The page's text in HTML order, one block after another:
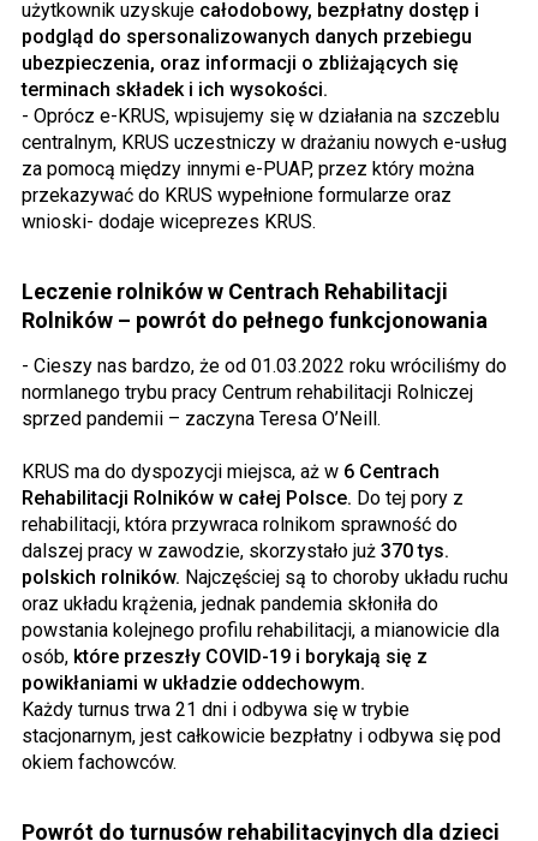
użytkownik uzyskuje całodobowy, bezpłatny dostęp i
podgląd do spersonalizowanych danych przebiegu
ubezpieczenia, oraz informacji o zbliżających się
terminach składek i ich wysokości.
- Oprócz e-KRUS, wpisujemy się w działania na szczeblu
centralnym, KRUS uczestniczy w drażaniu nowych e-usług
za pomocą między innymi e-PUAP, przez który można
przekazywać do KRUS wypełnione formularze oraz
wnioski- dodaje wiceprezes KRUS.
Leczenie rolników w Centrach Rehabilitacji
Rolników – powrót do pełnego funkcjonowania
- Cieszy nas bardzo, że od 01.03.2022 roku wróciliśmy do
normlanego trybu pracy Centrum rehabilitacji Rolniczej
sprzed pandemii – zaczyna Teresa O’Neill.
KRUS ma do dyspozycji miejsca, aż w 6 Centrach
Rehabilitacji Rolników w całej Polsce. Do tej pory z
rehabilitacji, która przywraca rolnikom sprawność do
dalszej pracy w zawodzie, skorzystało już 370 tys.
polskich rolników. Najczęściej są to choroby układu ruchu
oraz układu krążenia, jednak pandemia skłoniła do
powstania kolejnego profilu rehabilitacji, a mianowicie dla
osób, które przeszły COVID-19 i borykają się z
powikłaniami w układzie oddechowym.
Każdy turnus trwa 21 dni i odbywa się w trybie
stacjonarnym, jest całkowicie bezpłatny i odbywa się pod
okiem fachowców.
Powrót do turnusów rehabilitacyjnych dla dzieci